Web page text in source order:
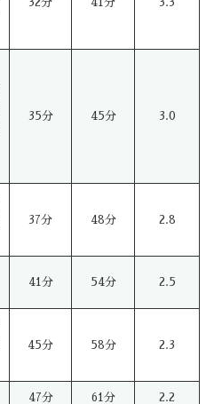
35分 45分 3.0
37分 48分 2.8
41分 54分 2.5
45分 58分 2.3
47分 61分 2.2